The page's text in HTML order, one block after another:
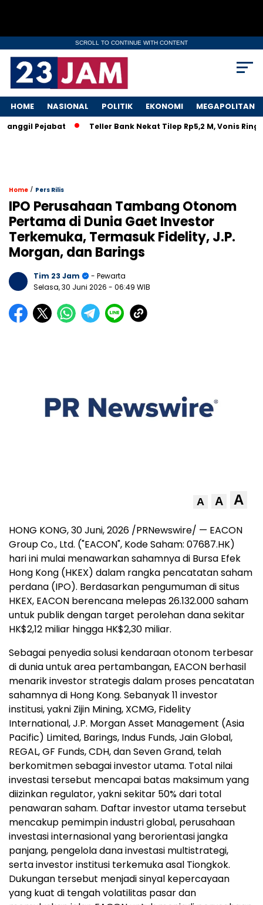
SCROLL TO CONTINUE WITH CONTENT
HOME NASIONAL POLITIK EKONOMI MEGAPOLITAN
Pejabat Teller Bank Nekat Tilep Rp5,2 M, Vonis Ringan
Home / Pers Rilis
IPO Perusahaan Tambang Otonom
Pertama di Dunia Gaet Investor
Terkemuka, Termasuk Fidelity, J.P.
Morgan, dan Barings
Tim 23 Jam
- Pewarta
Selasa, 30 Juni 2026 - 06:49 WIB
A A A
HONG KONG,30 Juni, 2026 /PRNewswire/ — EACON
Group Co., Ltd. ("EACON", Kode Saham: 07687.HK)
hari ini mulai menawarkan sahamnya di Bursa Efek
Hong Kong (HKEX) dalam rangka pencatatan saham
perdana (IPO). Berdasarkan pengumuman di situs
HKEX, EACON berencana melepas 26.132.000 saham
untuk publik dengan target perolehan dana sekitar
HK$2,12 miliar hingga HK$2,30 miliar.
Sebagai penyedia solusi kendaraan otonom terbesar
di dunia untuk area pertambangan, EACON berhasil
menarik investor strategis dalam proses pencatatan
sahamnya di Hong Kong. Sebanyak 11 investor
institusi, yakni Zijin Mining, XCMG, Fidelity
International, J.P. Morgan Asset Management (Asia
Pacific) Limited, Barings, Indus Funds, Jain Global,
REGAL, GF Funds, CDH, dan Seven Grand, telah
berkomitmen sebagai investor utama. Total nilai
investasi tersebut mencapai batas maksimum yang
diizinkan regulator, yakni sekitar 50% dari total
penawaran saham. Daftar investor utama tersebut
mencakup pemimpin industri global, perusahaan
investasi internasional yang berorientasi jangka
panjang, pengelola dana investasi multistrategi,
serta investor institusi terkemuka asal Tiongkok.
Dukungan tersebut menjadi sinyal kepercayaan
yang kuat di tengah volatilitas pasar dan